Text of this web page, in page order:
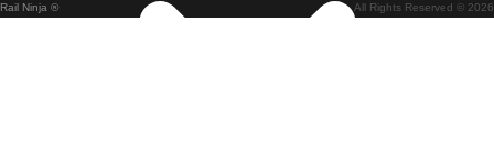
Pociąg Madryt - Barcelona
Rail Ninja ® All Rights Reserved © 2026